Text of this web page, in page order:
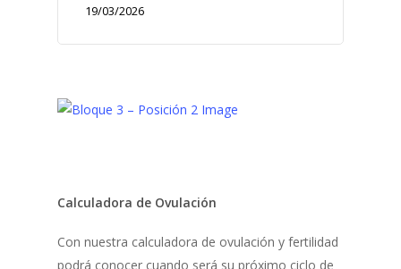
19/03/2026
Calculadora de Ovulación
Con nuestra calculadora de ovulación y fertilidad
podrá conocer cuando será su próximo ciclo de